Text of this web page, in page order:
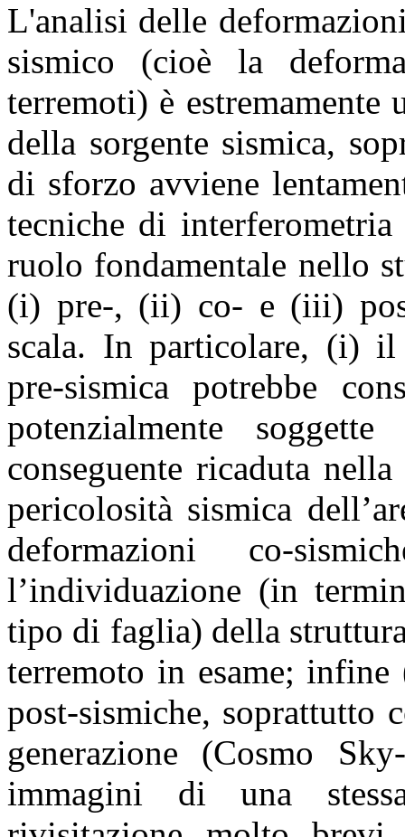
L'analisi delle
sismico (cioè la
terremoti) è estremamente
della sorgente sismica,
di sforzo avviene
tecniche di
ruolo fondamentale nello
(i) pre-, (ii) co- e (iii)
scala. In particolare, (i) il
pre-sismica potrebbe
potenzialmente
conseguente ricaduta
pericolosità sismica
deformazioni co-
l’individuazione (in
tipo di faglia) della
terremoto in esame;
post-sismiche, soprattutto
generazione (Cosmo
immagini di una